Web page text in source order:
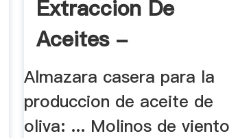
Extraccion De
Aceites -
Trituradora .
Almazara casera para la
produccion de aceite de
oliva: ... Molinos de viento